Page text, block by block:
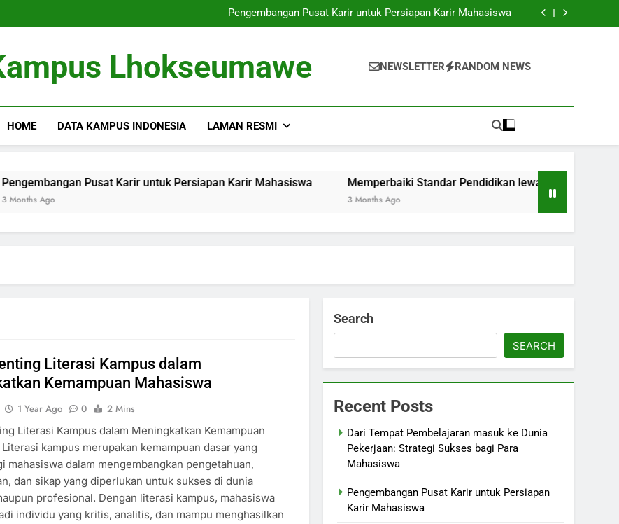
Para Mahasiswa
Pengembangan Pusat Karir untuk Persiapan Karir Mahasiswa
Memperbaiki Standar Pendidikan lewat Akreditasi Dunia
Para Mahasiswa
Pengembangan Pusat Karir untuk Persiapan Karir Mahasiswa
Memperbaiki Standar Pendidikan lewat Akreditasi Dunia
Lhokseumawe NEWSLETTER RANDOM NEWS
HOME DATA KAMPUS INDONESIA LAMAN RESMI
Pusat Karir untuk Persiapan Karir Mahasiswa
Ago
Memperbaiki Standar Pendidikan lewat Akreditasi Dunia
3 Months Ago
Literasi Kampus dalam
Kemampuan Mahasiswa
1 Year Ago 0
2 Mins
Literasi Kampus dalam Meningkatkan Kemampuan
kampus merupakan kemampuan dasar yang
mahasiswa dalam mengembangkan pengetahuan,
dan sikap yang diperlukan untuk sukses di dunia
profesional. Dengan literasi kampus, mahasiswa
individu yang kritis, analitis, dan mampu menghasilkan
Search
SEARCH
Recent Posts
Dari Tempat Pembelajaran masuk ke Dunia
Pekerjaan: Strategi Sukses bagi Para
Mahasiswa
Pengembangan Pusat Karir untuk Persiapan
Karir Mahasiswa